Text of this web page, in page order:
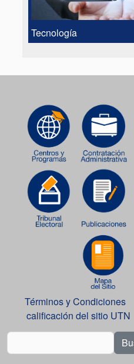
Tecnología
Términos y Condiciones
calificación del sitio UTN
Buscar